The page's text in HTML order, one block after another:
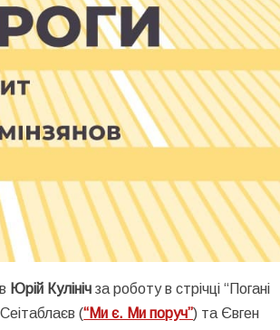
Юрій Кулініч за роботу в стрічці “Погані
(“Ми є. Ми поруч”) та Євген